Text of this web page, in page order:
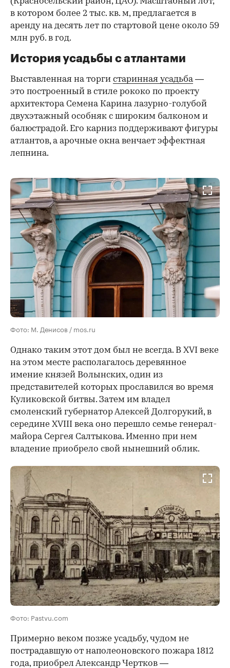
в котором более 2 тыс. кв. м, предлагается в
аренду на десять лет по стартовой цене около 59
млн руб. в год.
История усадьбы с атлантами
Выставленная на торги старинная усадьба—
это построенный в стиле рококо по проекту
архитектора Семена Карина лазурно-голубой
двухэтажный особняк с широким балконом и
балюстрадой. Его карниз поддерживают фигуры
атлантов, а арочные окна венчает эффектная
лепнина.
Фото: М. Денисов / mos.ru
Однако таким этот дом был не всегда. В XVI веке
на этом месте располагалось деревянное
имение князей Волынских, один из
представителей которых прославился во время
Куликовской битвы. Затем им владел
смоленский губернатор Алексей Долгорукий, в
середине XVIII века оно перешло семье генерал-
майора Сергея Салтыкова. Именно при нем
владение приобрело свой нынешний облик.
Фото: Pastvu.com
Примерно веком позже усадьбу, чудом не
пострадавшую от наполеоновского пожара 1812
года, приобрел Александр Чертков —